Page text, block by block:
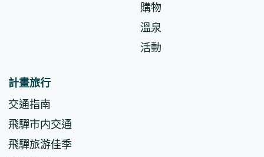
購物
溫泉
活動
計畫旅行
交通指南
飛驒市内交通
飛驒旅游佳季